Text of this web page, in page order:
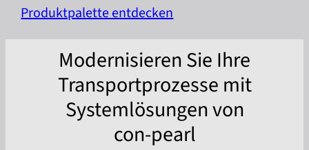
Produktpalette entdecken
Modernisieren Sie Ihre
Transportprozesse mit
Systemlösungen von
con-pearl